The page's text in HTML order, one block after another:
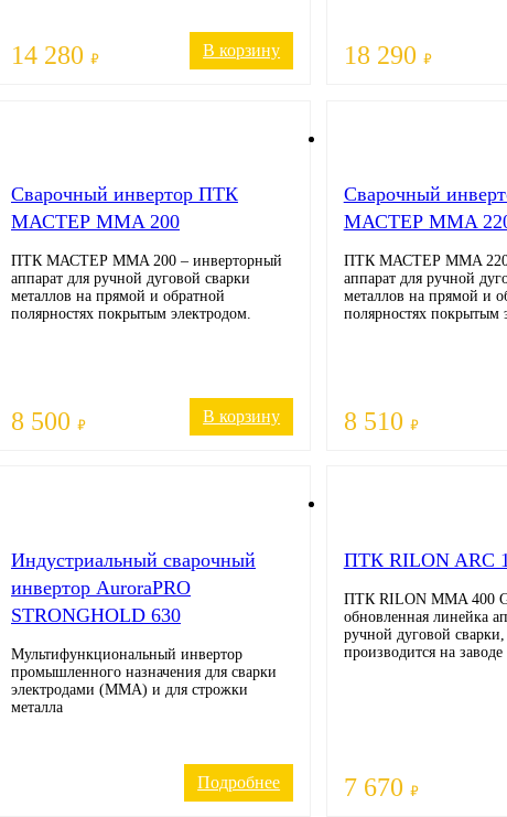
14 280 ₽ В корзину 18 290 ₽
Cварочный инвертор ПТК
МАСТЕР MMA 200
8 500 ₽
ПТК МАСТЕР MMA 200 – инверторный
аппарат для ручной дуговой сварки
металлов на прямой и обратной
полярностях покрытым электродом.
В корзину
Cварочный
МАСТЕР MMA
8 510 ₽
ПТК МАСТЕР MMA 220
аппарат для ручной
металлов на прямой и
полярностях покрытым
Индустриальный сварочный
инвертор AuroraPRO
STRONGHOLD 630
Мультифункциональный инвертор
промышленного назначения для сварки
электродами (MMA) и для строжки
металла
Подробнее
ПТК RILON ARC
7 670 ₽
ПТК RILON MMA 400
обновленная линейка
ручной дуговой сварки,
производится на